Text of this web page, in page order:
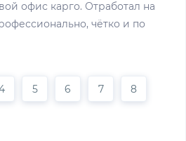
офис карго. Отработал на
чётко и по
5 6 7 8